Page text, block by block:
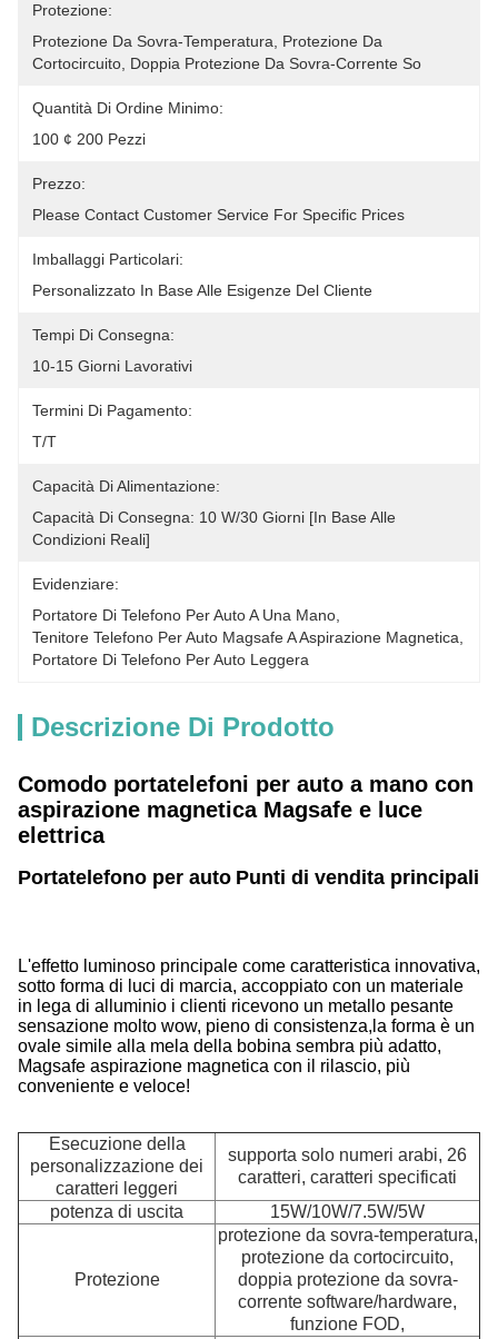
Protezione:
Protezione Da Sovra-Temperatura, Protezione Da
Cortocircuito, Doppia Protezione Da Sovra-Corrente So
Quantità Di Ordine Minimo:
100 ¢ 200 Pezzi
Prezzo:
Please Contact Customer Service For Specific Prices
Imballaggi Particolari:
Personalizzato In Base Alle Esigenze Del Cliente
Tempi Di Consegna:
10-15 Giorni Lavorativi
Termini Di Pagamento:
T/T
Capacità Di Alimentazione:
Capacità Di Consegna: 10 W/30 Giorni [in Base Alle
Condizioni Reali]
Evidenziare:
Portatore Di Telefono Per Auto A Una Mano
Tenitore Telefono Per Auto Magsafe A Aspirazione Magnetica
Portatore Di Telefono Per Auto Leggera
Descrizione Di Prodotto
Comodo portatelefoni per auto a mano con
aspirazione magnetica Magsafe e luce
elettrica
Portatelefono per auto Punti di vendita principali
L'effetto luminoso principale come caratteristica innovativa,
sotto forma di luci di marcia, accoppiato con un materiale
in lega di alluminio i clienti ricevono un metallo pesante
sensazione molto wow, pieno di consistenza,la forma è un
ovale simile alla mela della bobina sembra più adatto,
Magsafe aspirazione magnetica con il rilascio, più
conveniente e veloce!
Esecuzione della
personalizzazione dei
caratteri leggeri
supporta solo numeri arabi, 26
caratteri, caratteri specificati
potenza di uscita
15W/10W/7.5W/5W
Protezione
protezione da sovra-temperatura,
protezione da cortocircuito,
doppia protezione da sovra-
corrente software/hardware,
funzione FOD,